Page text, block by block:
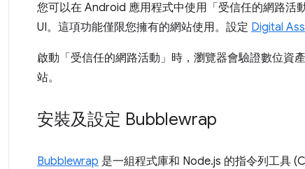
您可以在 Android 應用程式中使用「受信任的網路活
UI。這項功能僅限您擁有的網站使用。設定 Digital
啟動「受信任的網路活動」時，瀏覽器會驗證數位資
站。
安裝及設定 Bubblewrap
Bubblewrap 是一組程式庫和 Node.js 的指令列工具